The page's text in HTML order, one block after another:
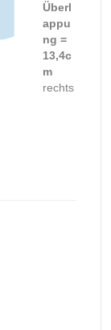
Überl
appu
ng =
13,4c
m
rechts